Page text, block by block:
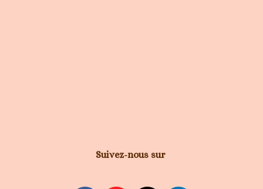
Suivez-nous sur